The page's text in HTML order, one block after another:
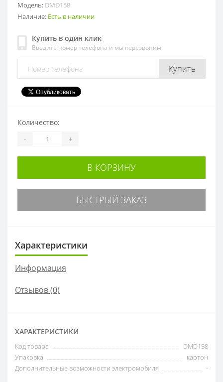
Модель: DMD158
Наличие: Есть в наличии
Купить в один клик
Введите номер телефона и мы перезвоним
Купить
Количество:
- +
В КОРЗИНУ
БЫСТРЫЙ ЗАКАЗ
Характеристики
Информация
Отзывов (0)
ХАРАКТЕРИСТИКИ
Код товара
DMD158
Упаковка
картон
Дополнительные возможности электромобиля
-